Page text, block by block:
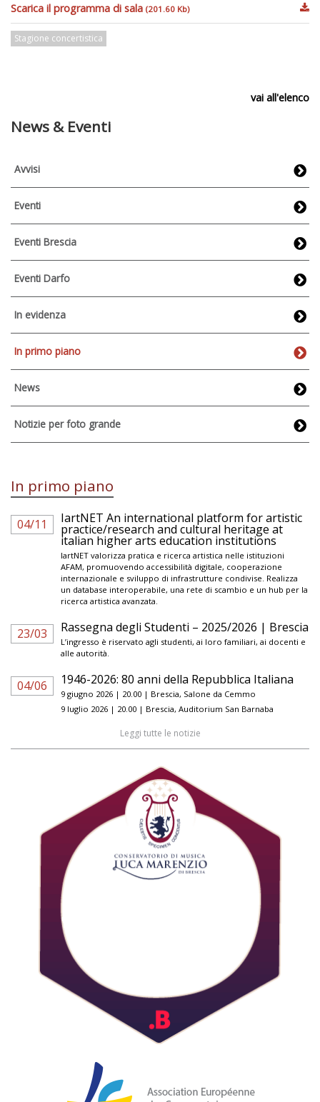
Scarica il programma di sala (201.60 Kb)
Stagione concertistica
vai all'elenco
News & Eventi
Avvisi
Eventi
Eventi Brescia
Eventi Darfo
In evidenza
In primo piano
News
Notizie per foto grande
In primo piano
04/11 IartNET An international platform for artistic
practice/research and cultural heritage at
italian higher arts education institutions
IartNET valorizza pratica e ricerca artistica nelle istituzioni
AFAM, promuovendo accessibilità digitale, cooperazione
internazionale e sviluppo di infrastrutture condivise. Realizza
un database interoperabile, una rete di scambio e un hub per la
ricerca artistica avanzata.
23/03 Rassegna degli Studenti – 2025/2026 | Brescia
L’ingresso è riservato agli studenti, ai loro familiari, ai docenti e
alle autorità.
04/06 1946-2026: 80 anni della Repubblica Italiana
9 giugno 2026 | 20.00 | Brescia, Salone da Cemmo
9 luglio 2026 | 20.00 | Brescia, Auditorium San Barnaba
Leggi tutte le notizie